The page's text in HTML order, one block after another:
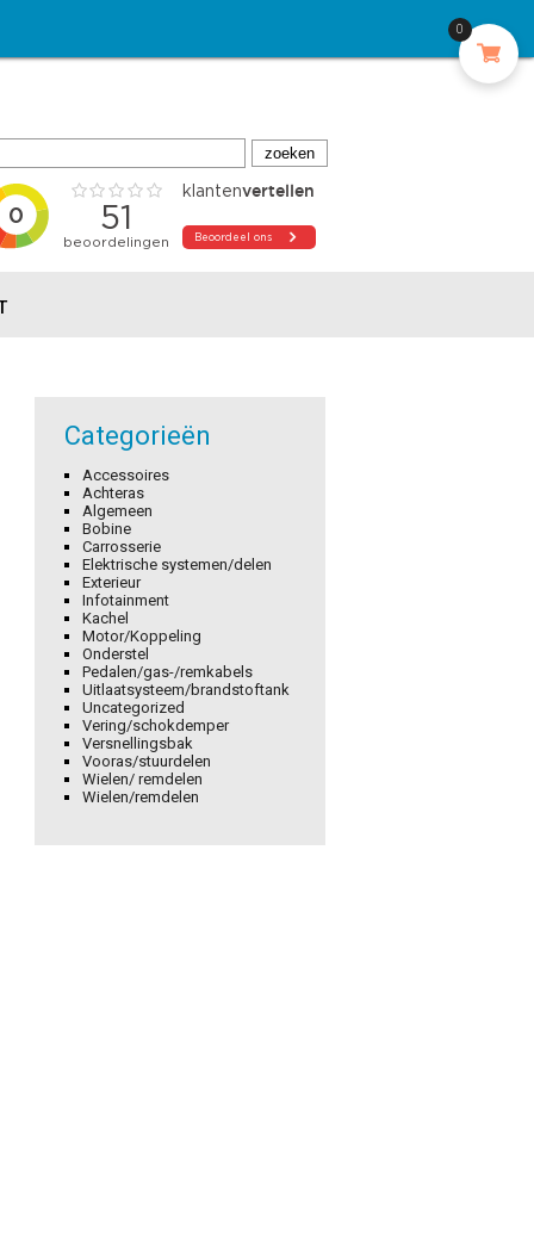
Categorieën
Accessoires
Achteras
Algemeen
Bobine
Carrosserie
Elektrische systemen/delen
Exterieur
Infotainment
Kachel
Motor/Koppeling
Onderstel
Pedalen/gas-/remkabels
Uitlaatsysteem/brandstoftank
Uncategorized
Vering/schokdemper
Versnellingsbak
Vooras/stuurdelen
Wielen/ remdelen
Wielen/remdelen
0